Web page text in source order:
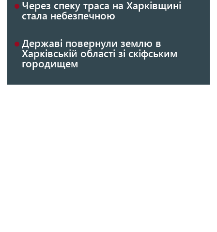
Через спеку траса на Харківщині
стала небезпечною
Державі повернули землю в
Харківській області зі скіфським
городищем